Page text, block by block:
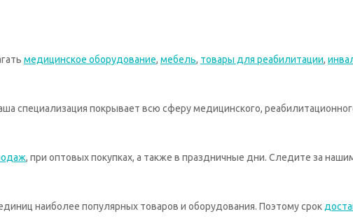
медицинское оборудование, мебель, товары для реабилитации,
специализация покрывает всю сферу медицинского,
, при оптовых покупках, а также в праздничные дни. Следите за
наиболее популярных товаров и оборудования. Поэтому срок